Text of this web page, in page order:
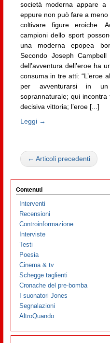
società moderna appare a
eppure non può fare a
coltivare figure eroiche.
campioni dello sport
una moderna epopea
Secondo Joseph
dell’avventura dell’eroe ha
consuma in tre atti: “L’eroe
per avventurarsi in
soprannaturale; qui
decisiva vittoria; l’eroe [...]
Leggi →
← Articoli precedenti
Contenuti
Interventi
Recensioni
Controinformazione
Interviste
Testi
Poesia
Cinema & tv
Schegge taglienti
Cronache del pre-bomba
I suonatori Jones
Segnalazioni
AltroQuando